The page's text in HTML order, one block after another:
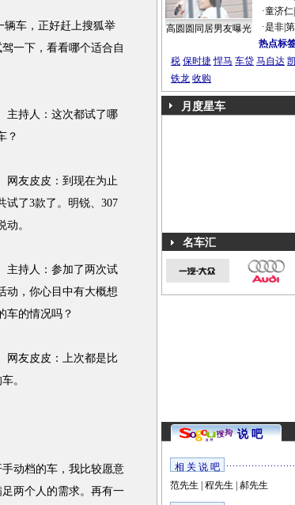
车，正好赶上搜狐举
一下，看看哪个适合自
持人：这次都试了哪
？
友皮皮：到现在为止
试了3款了。明锐、307
动。
持人：参加了两次试
动，你心目中有大概想
车的情况吗？
友皮皮：上次都是比
。
动档的车，我比较愿意
两个人的需求。再有一
高圆圆同居男友曝光
·童济仁|
·是非|
热点标
税 保时捷 悍马 车贷 马自达
铁龙 收购
月度星车
名车汇
说 吧
相 关 说 吧
范先生
程先生 郝先生